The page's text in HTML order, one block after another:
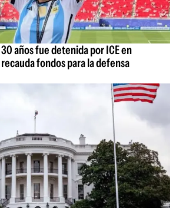
años fue detenida por ICE en
fondos para la defensa